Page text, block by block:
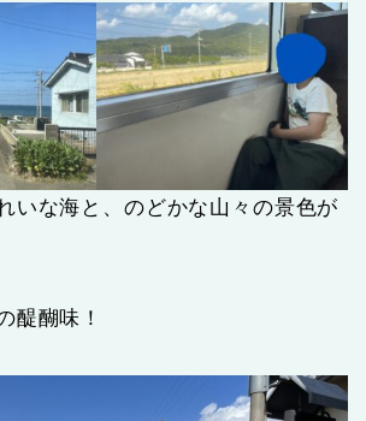
いな海と、のどかな山々の景色が
醍醐味！